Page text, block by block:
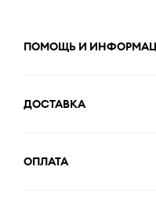
ПОМОЩЬ И
ДОСТАВКА
ОПЛАТА